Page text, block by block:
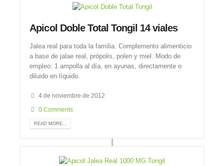
Apicol Doble Total Tongil 14 viales
Jalea real para toda la familia. Complemento alimenticio
a base de jalae real, própolis, polen y miel. Modo de
empleo: 1 ampolla al día, en ayunas, directamente o
diluido en líquido.
4 de noviembre de 2012
0 Comments
READ MORE...